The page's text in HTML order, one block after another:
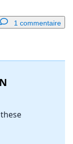
1 commentaire
commentaire